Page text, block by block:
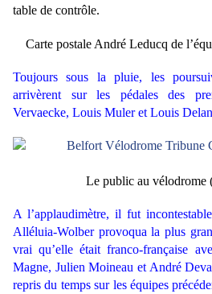
table de contrôle.
Carte postale André Leducq de
Toujours sous la pluie, les
arrivèrent sur les pédales des
Vervaecke, Louis Muler et Louis
Le public au vélodrome
A l’applaudimètre, il fut
Alléluia-Wolber provoqua la plus
vrai qu’elle était franco-française
Magne, Julien Moineau et André
repris du temps sur les équipes